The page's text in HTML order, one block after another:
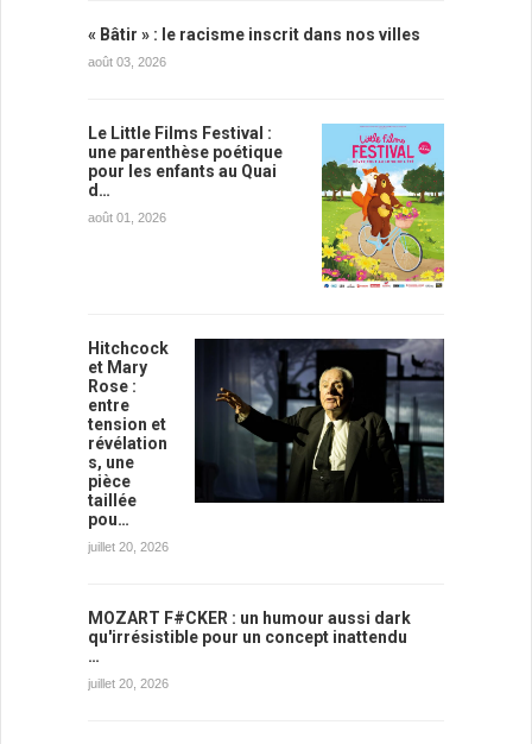
« Bâtir » : le racisme inscrit dans nos villes
août 03, 2026
Le Little Films Festival :
une parenthèse poétique
pour les enfants au Quai
d…
août 01, 2026
Hitchcock
et Mary
Rose :
entre
tension et
révélation
s, une
pièce
taillée
pou…
juillet 20, 2026
MOZART F#CKER : un humour aussi dark
qu'irrésistible pour un concept inattendu
…
juillet 20, 2026